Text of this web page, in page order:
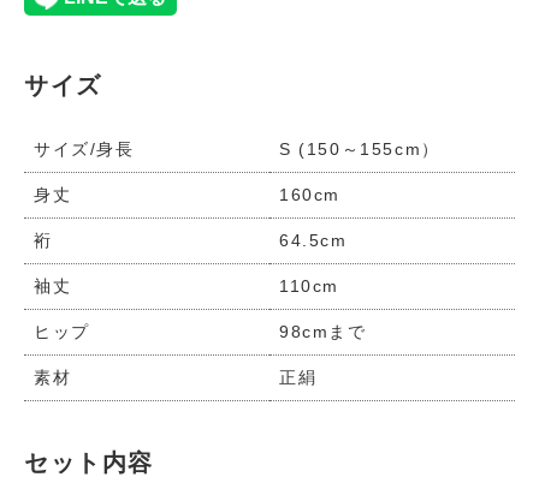
サイズ
サイズ/身長 S (150～155cm）
身丈 160cm
裄 64.5cm
袖丈 110cm
ヒップ 98cmまで
素材 正絹
セット内容